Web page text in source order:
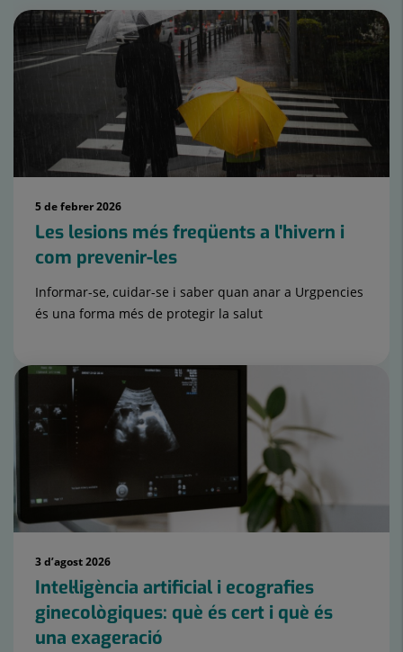
5 de febrer 2026
Les lesions més freqüents a l'hivern i
com prevenir-les
Informar-se, cuidar-se i saber quan anar a Urgpencies
és una forma més de protegir la salut
3 d’agost 2026
Intel·ligència artificial i ecografies
ginecològiques: què és cert i què és
una exageració